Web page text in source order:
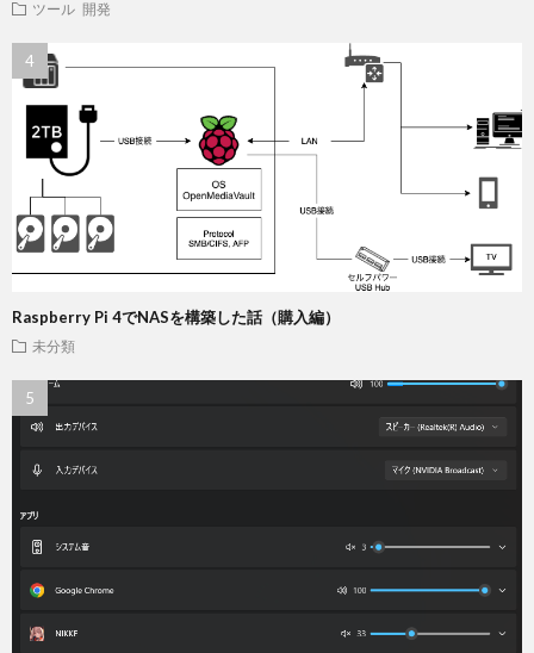
ツール 開発
Raspberry Pi 4でNASを構築した話（購入編）
未分類